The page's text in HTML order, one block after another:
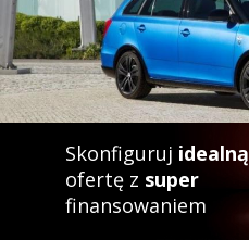
Skonfiguruj idealną
ofertę z super
finansowaniem